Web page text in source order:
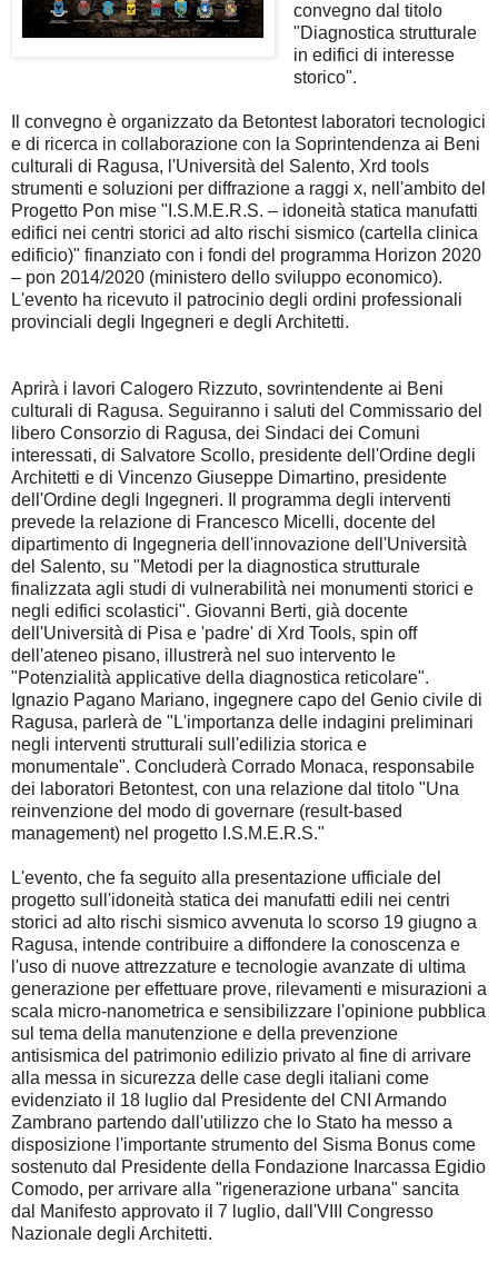
convegno dal titolo
"Diagnostica strutturale
in edifici di interesse
storico".
Il convegno è organizzato da Betontest laboratori tecnologici
e di ricerca in collaborazione con la Soprintendenza ai Beni
culturali di Ragusa, l'Università del Salento, Xrd tools
strumenti e soluzioni per diffrazione a raggi x, nell'ambito del
Progetto Pon mise "I.S.M.E.R.S. – idoneità statica manufatti
edifici nei centri storici ad alto rischi sismico (cartella clinica
edificio)" finanziato con i fondi del programma Horizon 2020
– pon 2014/2020 (ministero dello sviluppo economico).
L'evento ha ricevuto il patrocinio degli ordini professionali
provinciali degli Ingegneri e degli Architetti.
Aprirà i lavori Calogero Rizzuto, sovrintendente ai Beni
culturali di Ragusa. Seguiranno i saluti del Commissario del
libero Consorzio di Ragusa, dei Sindaci dei Comuni
interessati, di Salvatore Scollo, presidente dell'Ordine degli
Architetti e di Vincenzo Giuseppe Dimartino, presidente
dell'Ordine degli Ingegneri. Il programma degli interventi
prevede la relazione di Francesco Micelli, docente del
dipartimento di Ingegneria dell'innovazione dell'Università
del Salento, su "Metodi per la diagnostica strutturale
finalizzata agli studi di vulnerabilità nei monumenti storici e
negli edifici scolastici". Giovanni Berti, già docente
dell'Università di Pisa e 'padre' di Xrd Tools, spin off
dell'ateneo pisano, illustrerà nel suo intervento le
"Potenzialità applicative della diagnostica reticolare".
Ignazio Pagano Mariano, ingegnere capo del Genio civile di
Ragusa, parlerà de "L'importanza delle indagini preliminari
negli interventi strutturali sull'edilizia storica e
monumentale". Concluderà Corrado Monaca, responsabile
dei laboratori Betontest, con una relazione dal titolo "Una
reinvenzione del modo di governare (result-based
management) nel progetto I.S.M.E.R.S."
L'evento, che fa seguito alla presentazione ufficiale del
progetto sull'idoneità statica dei manufatti edili nei centri
storici ad alto rischi sismico avvenuta lo scorso 19 giugno a
Ragusa, intende contribuire a diffondere la conoscenza e
l'uso di nuove attrezzature e tecnologie avanzate di ultima
generazione per effettuare prove, rilevamenti e misurazioni a
scala micro-nanometrica e sensibilizzare l'opinione pubblica
sul tema della manutenzione e della prevenzione
antisismica del patrimonio edilizio privato al fine di arrivare
alla messa in sicurezza delle case degli italiani come
evidenziato il 18 luglio dal Presidente del CNI Armando
Zambrano partendo dall'utilizzo che lo Stato ha messo a
disposizione l'importante strumento del Sisma Bonus come
sostenuto dal Presidente della Fondazione Inarcassa Egidio
Comodo, per arrivare alla "rigenerazione urbana" sancita
dal Manifesto approvato il 7 luglio, dall'VIII Congresso
Nazionale degli Architetti.